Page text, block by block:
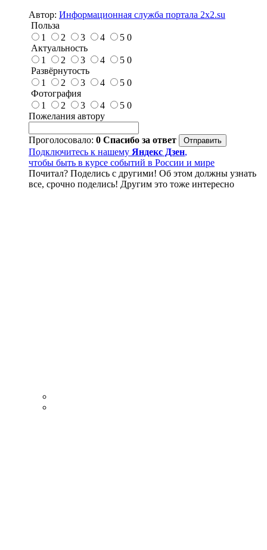
Автор: Информационная служба портала 2x2.su
Польза
1
2 3 4 5 0
Актуальность
1
2 3 4 5 0
Развёрнутость
1
2 3 4 5 0
Фотография
1
2 3 4 5 0
Пожелания автору
Проголосовало: 0 Спасибо за ответ
Подключитесь к нашему Яндекс Дзен,
чтобы быть в курсе событий в России и мире
Почитал? Поделись с другими! Об этом должны узнать
все, срочно поделись! Другим это тоже интересно